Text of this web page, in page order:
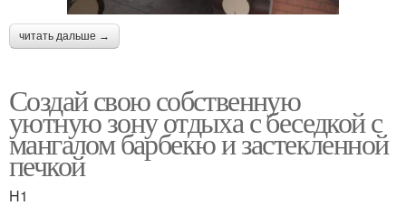
читать дальше →
Создай свою собственную
уютную зону отдыха с беседкой с
мангалом барбекю и застекленной
печкой
H1